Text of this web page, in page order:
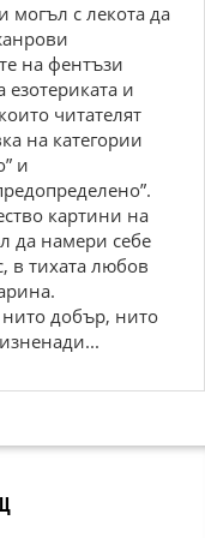
могъл с лекота да
на фентъзи
и
читателят
на категории
и
картини на
да намери себе
в тихата любов
нито добър, нито